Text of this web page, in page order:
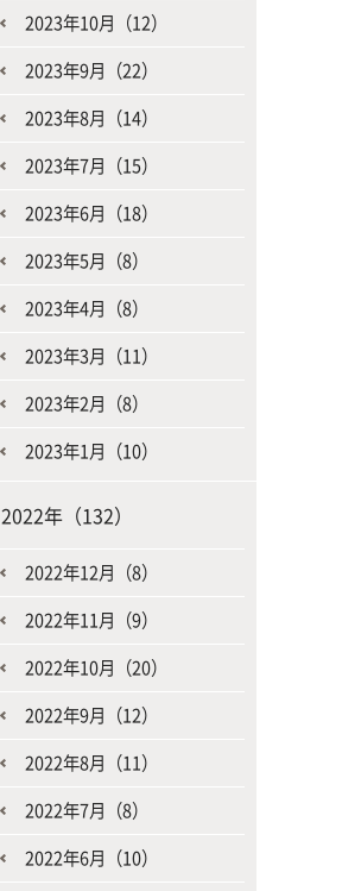
2023年10月（12）
2023年9月（22）
2023年8月（14）
2023年7月（15）
2023年6月（18）
2023年5月（8）
2023年4月（8）
2023年3月（11）
2023年2月（8）
2023年1月（10）
2022年（132）
2022年12月（8）
2022年11月（9）
2022年10月（20）
2022年9月（12）
2022年8月（11）
2022年7月（8）
2022年6月（10）